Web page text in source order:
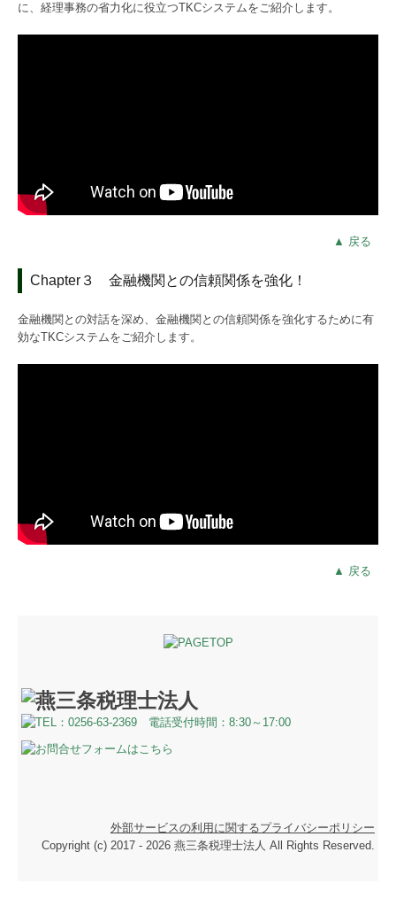
に、経理事務の省力化に役立つTKCシステムをご紹介します。
▲ 戻る
Chapter３ 金融機関との信頼関係を強化！
金融機関との対話を深め、金融機関との信頼関係を強化するために有
効なTKCシステムをご紹介します。
▲ 戻る
外部サービスの利用に関するプライバシーポリシー
Copyright (c) 2017 - 2026 燕三条税理士法人 All Rights Reserved.